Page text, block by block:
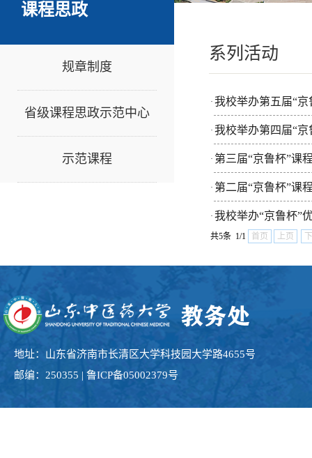
课程思政
规章制度
省级课程思政示范中心
示范课程
系列活动
· 我校举办第五届“
· 我校举办第四届“
· 第三届“京鲁杯”课
· 第二届“京鲁杯”课
· 我校举办“京鲁杯”
共5条 1/1 首页 上页
地址：山东省济南市长清区大学科技园大学路4655号
邮编：250355 | 鲁ICP备05002379号